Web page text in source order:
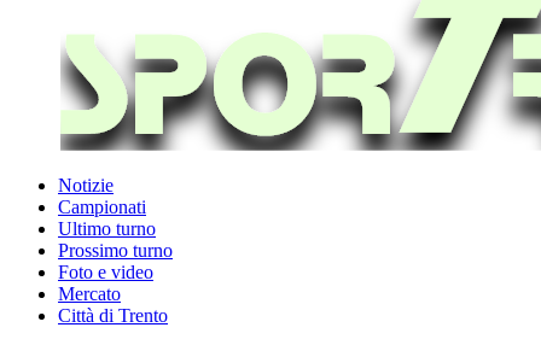
Notizie
Campionati
Ultimo turno
Prossimo turno
Foto e video
Mercato
Città di Trento